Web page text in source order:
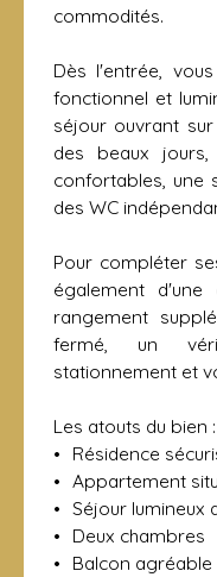
commodités.
Dès l'entrée,
fonctionnel et
séjour ouvrant
des beaux jours,
confortables, une
des WC
Pour compléter
également
rangement
fermé, un
stationnement et
Les atouts du bien :
Résidence
Appartement
Séjour lumineux
Deux chambres
Balcon agréable